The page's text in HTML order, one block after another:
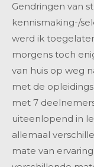
Gendringen van
kennismaking-/
werd ik
morgens toch
van huis op weg
met de
met 7
uiteenlopend in
allemaal
mate van